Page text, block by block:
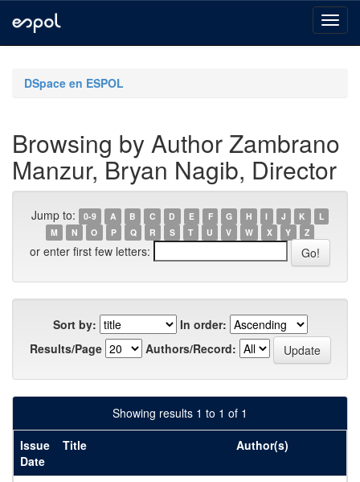
navigationDSpace en ESPOL
Browsing by Author Zambrano
Manzur, Bryan Nagib, Director
Jump to: 0-9 A B C D E F G H I J K
L
M
N O P Q R S T U V W X Y Z
or enter first few letters:
Sort by:
In order:
Results/Page
Authors/Record:
Showing results 1 to 1 of 1
Issue
Date
Title Author(s)